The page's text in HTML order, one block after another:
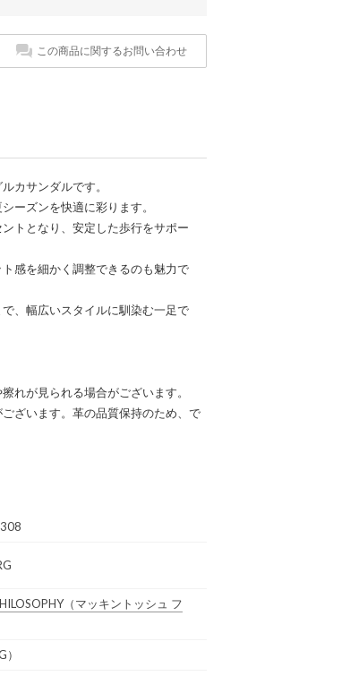
この商品に関するお問い合わせ
カサンダルです。
ーズンを快適に彩ります。
トとなり、安定した歩行をサポー
感を細かく調整できるのも魅力で
、幅広いスタイルに馴染む一足で
れが見られる場合がございます。
ざいます。革の品質保持のため、で
（マッキントッシュ フ